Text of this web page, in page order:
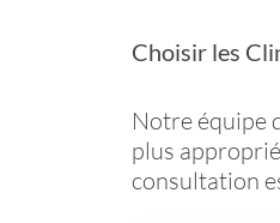
Choisir les
Notre équipe
plus
consultation